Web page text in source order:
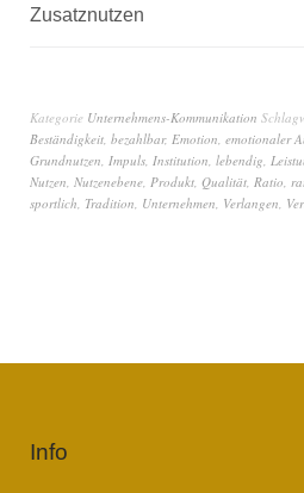
Zusatznutzen
Kategorie Unternehmens-Kommunikation
Beständigkeit, bezahlbar, Emotion, emotionaler
Grundnutzen, Impuls, Institution, lebendig,
Nutzen, Nutzenebene, Produkt, Qualität, Ratio,
sportlich, Tradition, Unternehmen, Verlangen,
Info